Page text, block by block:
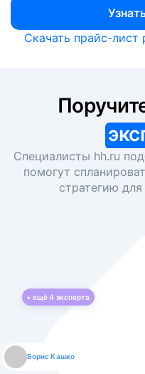
Скачать прайс-
Специалисты hh.ru
помогут
стратегию
+ ещё4 эксперта
Борис Кашко
Юлия Изоитко
Александр Кулагин
Даниил Макаров
Екатерина Лазаренко